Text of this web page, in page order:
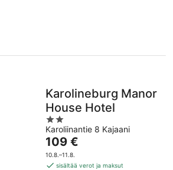
Karolineburg Manor
House Hotel
2
out
of
5
Karoliinantie 8 Kajaani
Hinta
on
109 €
109 €
10.8.–11.8.
sisältää verot ja maksut